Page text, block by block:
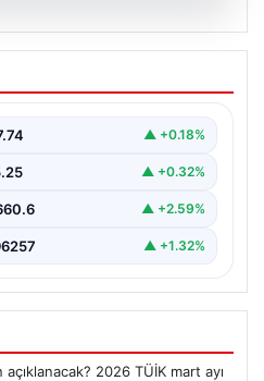
yıllık mucizesi:
oldu
34 yıl boyunca…
▲ +0.18%
▲ +0.32%
▲ +2.59%
▲ +1.32%
2026 TÜİK mart ayı